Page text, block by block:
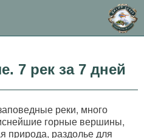
7 рек за 7 дней
реки, много
горные вершины,
природа, раздолье для